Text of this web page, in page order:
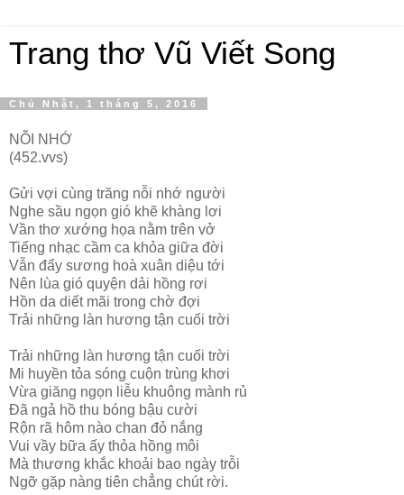
Trang thơ Vũ Viết Song
Chủ Nhật, 1 tháng 5, 2016
NỖI NHỚ
(452.vvs)
Gửi vợi cùng trăng nỗi nhớ người
Nghe sầu ngọn gió khẽ khàng lơi
Vần thơ xướng họa nằm trên vở
Tiếng nhạc cầm ca khỏa giữa đời
Vẫn đẩy sương hoà xuân diệu tới
Nên lùa gió quyện dải hồng rơi
Hồn da diết mãi trong chờ đợi
Trải những làn hương tận cuối trời
Trải những làn hương tận cuối trời
Mi huyền tỏa sóng cuộn trùng khơi
Vừa giăng ngọn liễu khuông mành rủ
Đã ngả hồ thu bóng bậu cười
Rộn rã hôm nào chan đỏ nắng
Vui vầy bữa ấy thỏa hồng môi
Mà thương khắc khoải bao ngày trỗi
Ngỡ gặp nàng tiên chẳng chút rời.